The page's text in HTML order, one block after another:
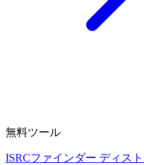
無料ツール
ISRCファインダー ディス